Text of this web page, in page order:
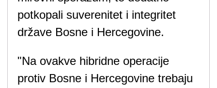
potkopali suverenitet i integritet
države Bosne i Hercegovine.
"Na ovakve hibridne operacije
protiv Bosne i Hercegovine trebaju